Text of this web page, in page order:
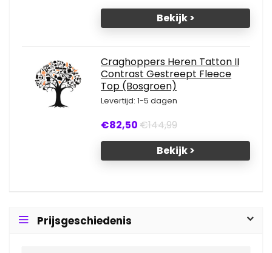
Bekijk >
Craghoppers Heren Tatton II
Contrast Gestreept Fleece
Top (Bosgroen)
Levertijd: 1-5 dagen
€82,50€144,99
Bekijk >
Prijsgeschiedenis